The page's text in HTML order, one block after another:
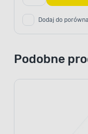
Dodaj do
Podobne